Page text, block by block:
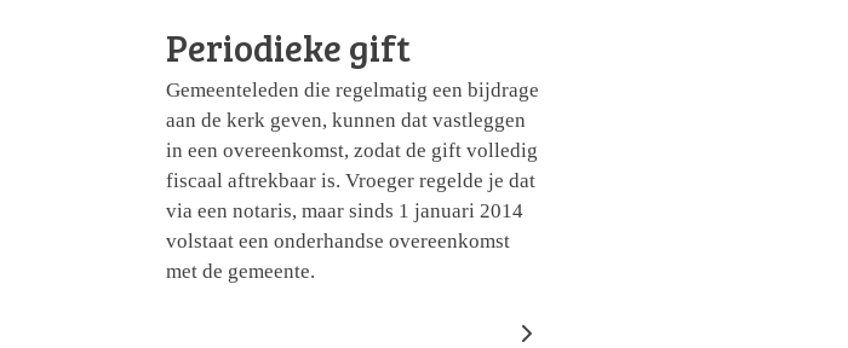
Periodieke gift
Gemeenteleden die regelmatig een bijdrage
aan de kerk geven, kunnen dat vastleggen
in een overeenkomst, zodat de gift volledig
fiscaal aftrekbaar is. Vroeger regelde je dat
via een notaris, maar sinds 1 januari 2014
volstaat een onderhandse overeenkomst
met de gemeente.